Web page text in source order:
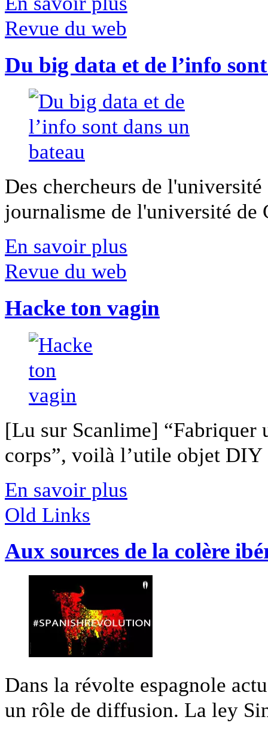
Revue du web
Du big data et de l’info
Des chercheurs de
journalisme de l'université
En savoir plus
Revue du web
Hacke ton vagin
[Lu sur Scanlime] “Fabriquer
corps”, voilà l’utile objet
En savoir plus
Old Links
Aux sources de la colère
Dans la révolte espagnole
un rôle de diffusion. La ley